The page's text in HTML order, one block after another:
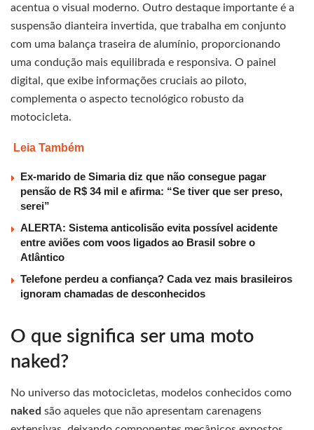
acentua o visual moderno. Outro destaque importante é a
suspensão dianteira invertida, que trabalha em conjunto
com uma balança traseira de alumínio, proporcionando
uma condução mais equilibrada e responsiva. O painel
digital, que exibe informações cruciais ao piloto,
complementa o aspecto tecnológico robusto da
motocicleta.
Leia Também
Ex-marido de Simaria diz que não consegue pagar
pensão de R$ 34 mil e afirma: “Se tiver que ser preso,
serei”
ALERTA: Sistema anticolisão evita possível acidente
entre aviões com voos ligados ao Brasil sobre o
Atlântico
Telefone perdeu a confiança? Cada vez mais brasileiros
ignoram chamadas de desconhecidos
O que significa ser uma moto
naked?
No universo das motocicletas, modelos conhecidos como
naked são aqueles que não apresentam carenagens